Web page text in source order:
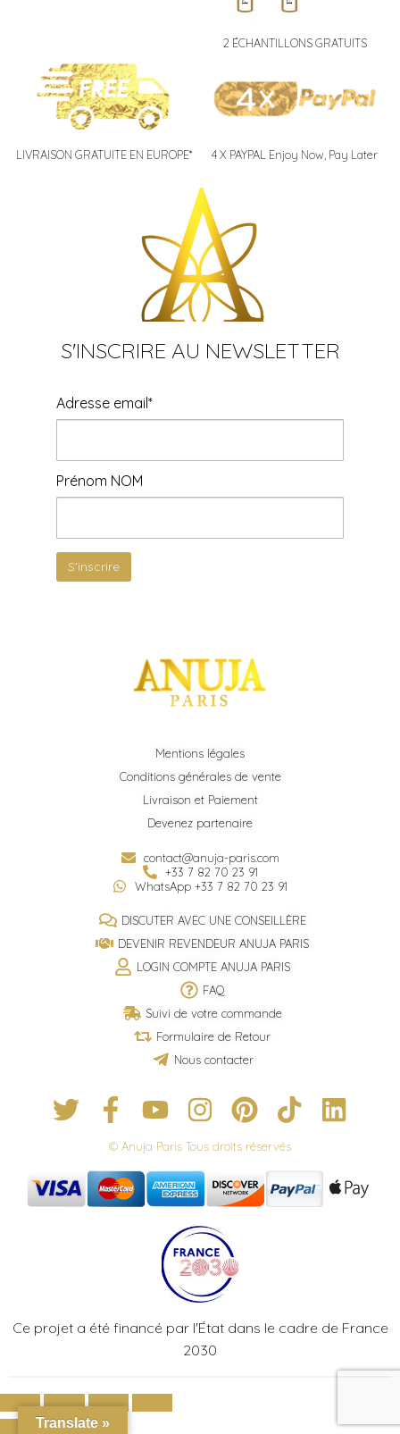
2 ÉCHANTILLONS GRATUITS
LIVRAISON GRATUITE EN EUROPE* 4 X PAYPAL Enjoy Now, Pay Later
S'INSCRIRE AU NEWSLETTER
Adresse email*
Prénom NOM
Mentions légales
Conditions générales de vente
Livraison et Paiement
Devenez partenaire
contact@anuja-paris.com
+33 7 82 70 23 91
WhatsApp +33 7 82 70 23 91
DISCUTER AVEC UNE CONSEILLÈRE
DEVENIR REVENDEUR ANUJA PARIS
LOGIN COMPTE ANUJA PARIS
FAQ
Suivi de votre commande
Formulaire de Retour
Nous contacter
© Anuja Paris Tous droits réservés
Ce projet a été financé par l'État dans le cadre de France
2030
Translate »